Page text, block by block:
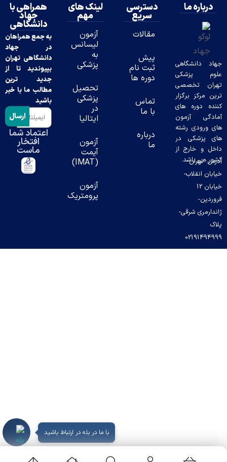
درباره ما
جهاد دانشگاهی
علوم پزشکی
تهران تخصصی
ترین مرکز برگزار
کننده دوره های
آمادگی آزمون
های ورودی رشته
های پزشکی در
داخل و خارج از
کشور می باشد.
آدرس: تهران-
خیابان انقلاب-
خیابان 12
فروردین-
ژاندارمری شرقی-
پلاک
02191494999
با ما در بله در ارتباط باشید
دسترسی
سریع
مقالات
پیش
ثبت نام
دوره ها
تماس
با ما
درباره
ما
لینک های
مهم
آزمون
لیسانس
به
پزشکی
تحصیل
پزشکی
در
ایتالیا
آزمون
آیمت
آزمون
پرومتریک
همراهی با
جهاد
دانشگاهی
به جمع همراهان
در جهاد
دانشگاهی تهران
بپیوندید تا از
جدید ترین
مطالب ما با خبر
باشید
ارسال
اعتماد شما
افتخار
ماست